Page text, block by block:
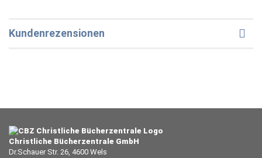
Kundenrezensionen
Christliche Bücherzentrale GmbH
Dr.Schauer Str. 26, 4600 Wels